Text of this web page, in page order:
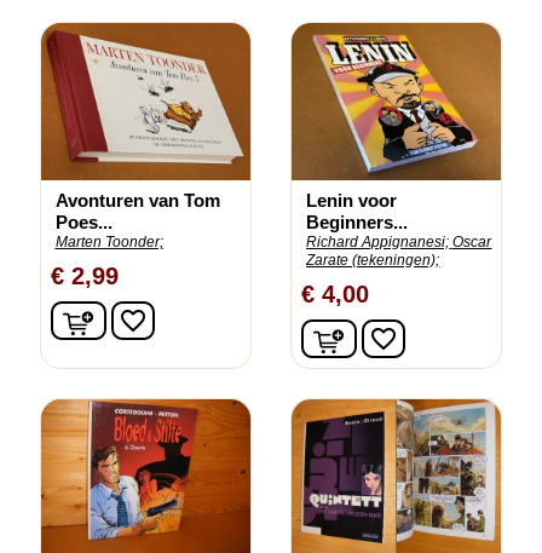
Avonturen van Tom
Poes...
Marten Toonder;
€ 2,99
In winkelwagen
favorite_border
Lenin voor
Beginners...
Richard Appignanesi; Oscar
Zarate (tekeningen);
€ 4,00
In winkelwagen
favorite_border